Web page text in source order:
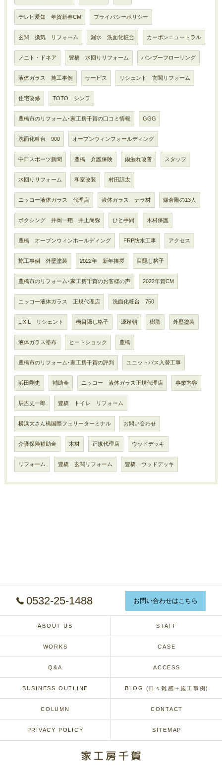
テレビ愛知 年賀新春CM プライバシーポリシー
玄関 換気 リフォーム 漏水 洗面化粧台 カーボンニュートラル
ノニト・ドネア 豊橋 水回りリフォーム バンブーフローリング
液体ガラス 施工事例 サービス リシェント 玄関リフォーム
住宅改修 TOTO シンラ
豊橋市のリフォーム･家工房千賀の口コミ情報 GGG
洗面化粧台 900 オープンウィンフォールディング
中日スポーツ新聞 豊橋 介護保険 雨漏れ改善 スタッフ
水回りリフォーム 和室改装 村田諒太
ニッコー液体ガラス 代理店 液体ガラス ナラ材 鎌倉殿の13人
ボクシング 井岡一翔 井上尚弥 ひと手間 木材保護
豊橋 オープンウィンホールディング FRP防水工事 アクセス
施工事例 外壁塗装 2022年 新年挨拶 目隠し格子
豊橋市のリフォーム･家工房千賀のお客様の声 2022年賀CM
ニッコー液体ガラス 正規代理店 洗面化粧台 750
LIXIL リシェント 栂目隠し格子 源頼朝 樹脂 外壁塗装
液体ガラス塗布 ヒートショック 豊橋
豊橋市のリフォーム･家工房千賀の評判 ユニットバス入替工事
浜田剛史 補助金 ニッコー 液体ガラス正規代理店 事業内容
辰吉丈一郎 豊橋 トイレ リフォーム
横浜大さん橋国際フェリーターミナル お問い合わせ
介護保険補助金 木材 正規代理店 ウッドデッキ
リフォーム 豊橋 玄関リフォーム 豊橋 ウッドデッキ
0532-25-1488 お問い合わせはこちら
ABOUT US STAFF
WORKS CASE
Q&A ACCESS
BUSINESS OUTLINE BLOG (日々雑感＋施工事例)
COLUMN CONTACT
PRIVACY POLICY SITEMAP